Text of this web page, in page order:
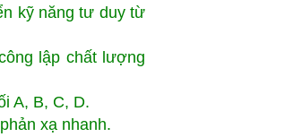
kỹ năng tư duy từ
lập chất lượng
A, B, C, D.
xạ nhanh.